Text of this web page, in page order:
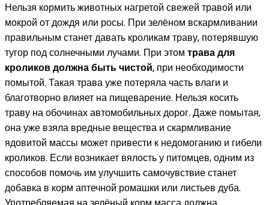
Нельзя кормить животных нагретой свежей травой или
мокрой от дождя или росы. При зелёном вскармливании
правильным станет давать кроликам траву, потерявшую
тугор под солнечными лучами. При этом трава для
кроликов должна быть чистой, при необходимости
помытой. Такая трава уже потеряла часть влаги и
благотворно влияет на пищеварение. Нельзя косить
траву на обочинах автомобильных дорог. Даже помытая,
она уже взяла вредные вещества и скармливание
ядовитой массы может привести к недомоганию и гибели
кроликов. Если возникает вялость у питомцев, одним из
способов помочь им улучшить самочувствие станет
добавка в корм аптечной ромашки или листьев дуба.